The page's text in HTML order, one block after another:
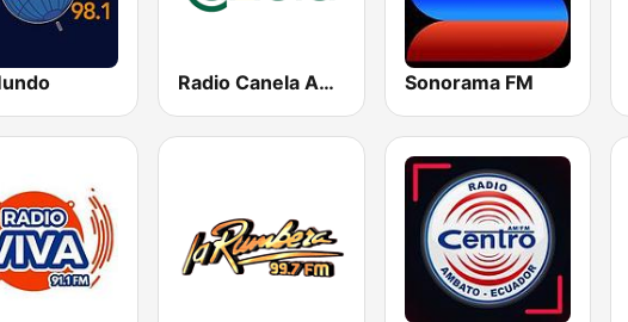
Radio Canela Azuay Sonorama FM